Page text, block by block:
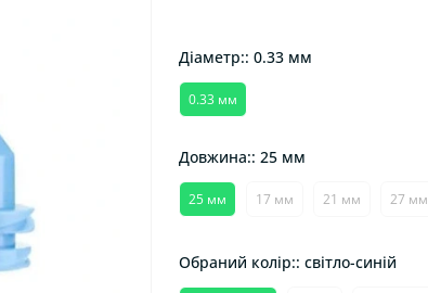
Діаметр:: 0.33 мм
0.33 мм
Довжина:: 25 мм
25 мм 17 мм 21 мм 27 мм
Обраний колір:: світло-синій